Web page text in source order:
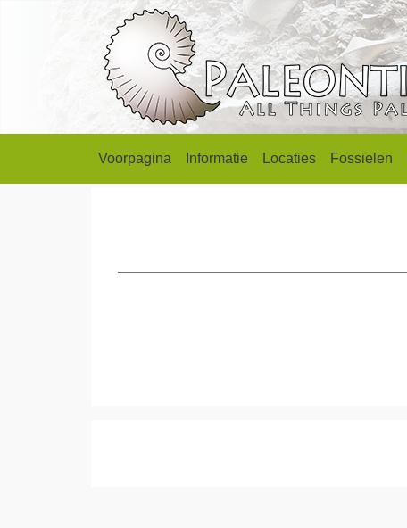
Voorpagina Informatie Locaties Fossielen